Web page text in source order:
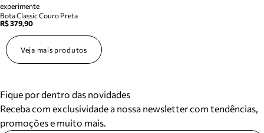
experimente
Bota Classic Couro Preta
R$ 379,90
Veja mais produtos
Fique por dentro das novidades
Receba com exclusividade a nossa newsletter com tendências,
promoções e muito mais.